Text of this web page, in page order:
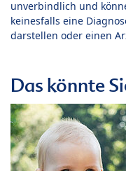
unverbindlich und
keinesfalls eine
darstellen oder einen
Das könnte